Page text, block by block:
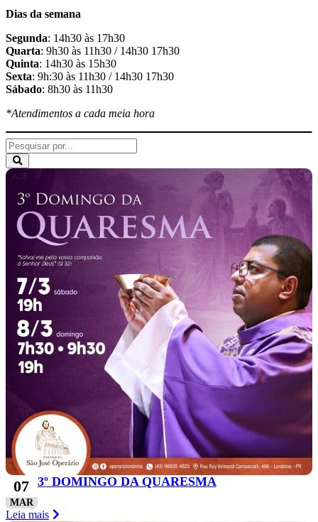
Dias da semana
Segunda: 14h30 às 17h30
Quarta: 9h30 às 11h30 / 14h30 17h30
Quinta: 14h30 às 15h30
Sexta: 9h:30 às 11h30 / 14h30 17h30
Sábado: 8h30 às 11h30
*Atendimentos a cada meia hora
07
MAR
3º DOMINGO DA QUARESMA
Leia mais